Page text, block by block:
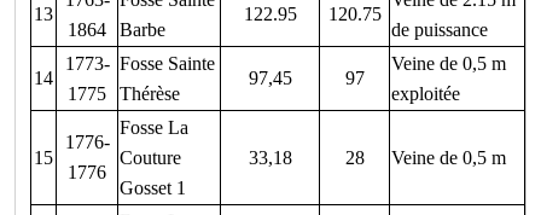
13
1864
Barbe
122.95 120.75
de puissance
14
1773-
1775
Fosse Sainte
Thérèse
97,45 97
Veine de 0,5 m
exploitée
15
1776-
1776
Fosse La
Couture
Gosset 1
33,18 28 Veine de 0,5 m